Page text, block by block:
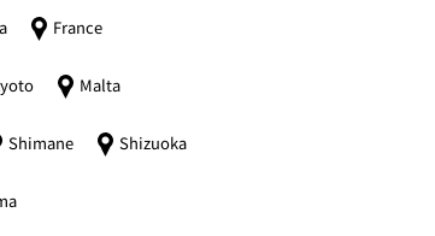
France
Malta
Shimane Shizuoka